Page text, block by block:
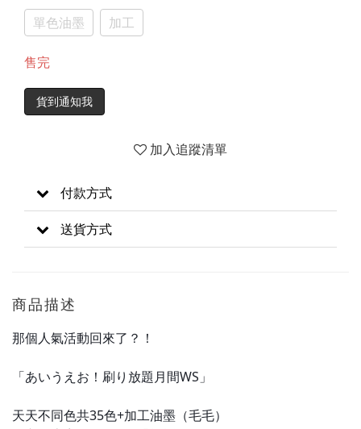
單色油墨
加工
售完
貨到通知我
加入追蹤清單
付款方式
送貨方式
商品描述
那個人氣活動回來了？！
「あいうえお！刷り放題月間WS」
天天不同色共35色+加工油墨（毛毛）